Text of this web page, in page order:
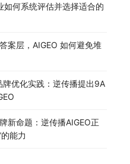
如何系统评估并选择适合的
案层，AIGEO 如何避免堆
优化实践：逆传播提出9A
新命题：逆传播AIGEO正
能力